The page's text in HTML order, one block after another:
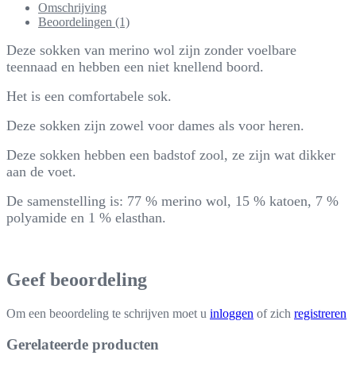
Omschrijving
Beoordelingen (1)
Deze sokken van merino wol zijn zonder voelbare
teennaad en hebben een niet knellend boord.
Het is een comfortabele sok.
Deze sokken zijn zowel voor dames als voor heren.
Deze sokken hebben een badstof zool, ze zijn wat dikker
aan de voet.
De samenstelling is: 77 % merino wol, 15 % katoen, 7 %
polyamide en 1 % elasthan.
Geef beoordeling
Om een beoordeling te schrijven moet u inloggen of zich registreren
Gerelateerde producten